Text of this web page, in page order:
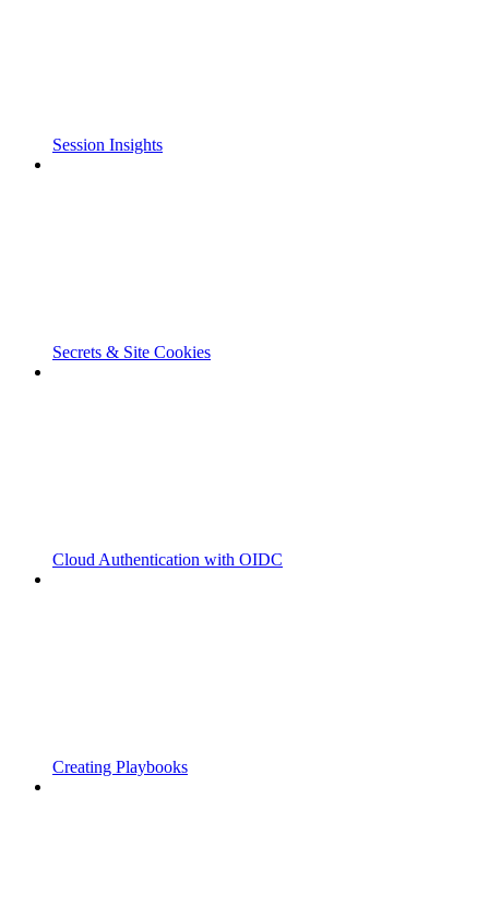
Session Insights
Secrets & Site Cookies
Cloud Authentication with OIDC
Creating Playbooks